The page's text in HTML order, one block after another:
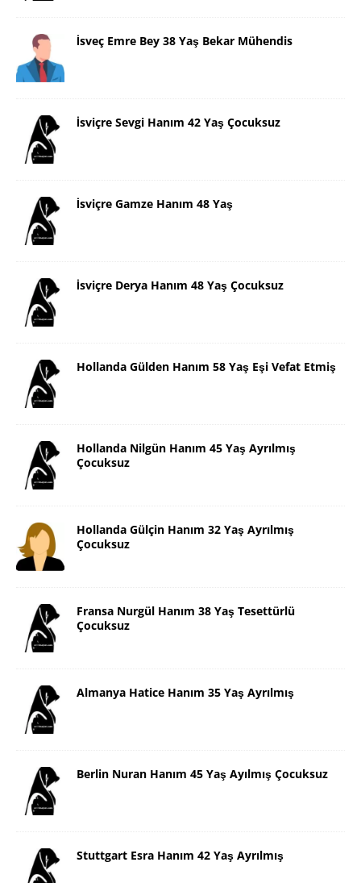
İsveç Emre Bey 38 Yaş Bekar Mühendis
İsviçre Sevgi Hanım 42 Yaş Çocuksuz
İsviçre Gamze Hanım 48 Yaş
İsviçre Derya Hanım 48 Yaş Çocuksuz
Hollanda Gülden Hanım 58 Yaş Eşi Vefat Etmiş
Hollanda Nilgün Hanım 45 Yaş Ayrılmış
Çocuksuz
Hollanda Gülçin Hanım 32 Yaş Ayrılmış
Çocuksuz
Fransa Nurgül Hanım 38 Yaş Tesettürlü
Çocuksuz
Almanya Hatice Hanım 35 Yaş Ayrılmış
Berlin Nuran Hanım 45 Yaş Ayılmış Çocuksuz
Stuttgart Esra Hanım 42 Yaş Ayrılmış